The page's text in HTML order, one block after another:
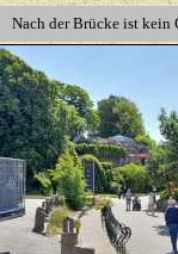
Nach der Brücke ist kein